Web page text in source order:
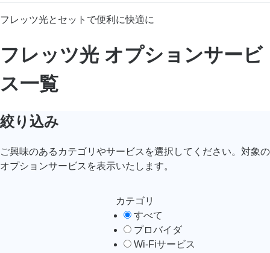
フレッツ光
フレッツ光 オプションサービス一覧
フレッツ光とセットで便利に快適に
フレッツ光 オプションサービ
ス一覧
絞り込み
ご興味のあるカテゴリやサービスを選択してください。対象の
オプションサービスを表示いたします。
カテゴリ
すべて
プロバイダ
Wi-Fiサービス